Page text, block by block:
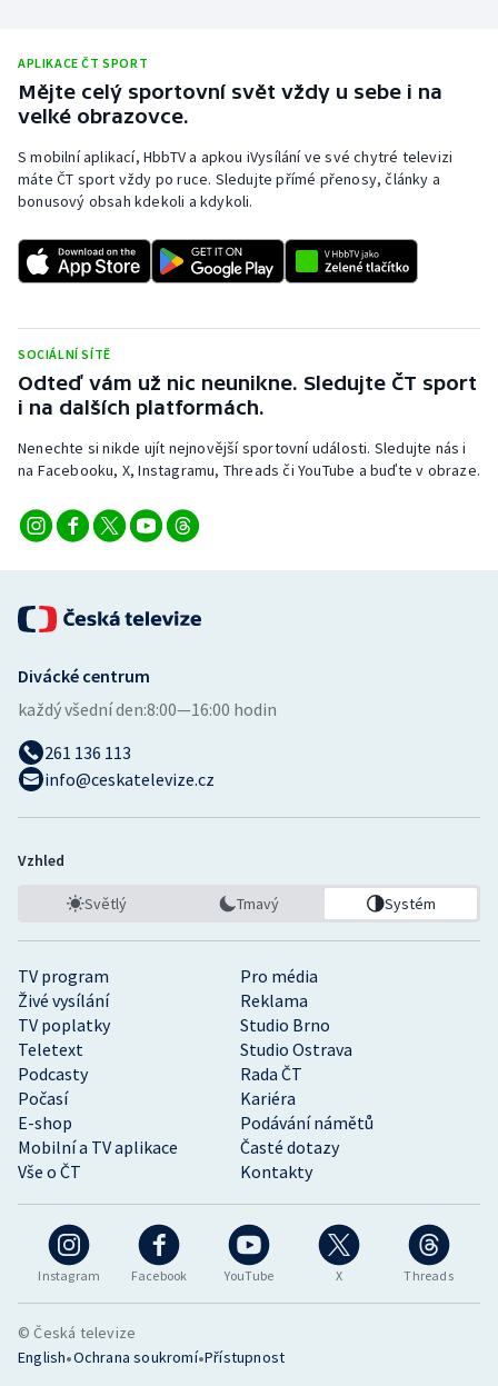
APLIKACE ČT SPORT
Mějte celý sportovní svět vždy u sebe i na
velké obrazovce.
S mobilní aplikací, HbbTV a apkou iVysílání ve své chytré televizi
máte ČT sport vždy po ruce. Sledujte přímé přenosy, články a
bonusový obsah kdekoli a kdykoli.
SOCIÁLNÍ SÍTĚ
Odteď vám už nic neunikne. Sledujte ČT sport
i na dalších platformách.
Nenechte si nikde ujít nejnovější sportovní události. Sledujte nás i
na Facebooku, X, Instagramu, Threads či YouTube a buďte v obraze.
Instagram Facebook YouTube X Threads
TV program
Pro média
Živé vysílání
Reklama
TV poplatky
Studio Brno
Teletext
Studio Ostrava
Podcasty
Rada ČT
Počasí
Kariéra
E-shop
Podávání námětů
Mobilní a TV aplikace
Časté dotazy
Vše o ČT
Kontakty
Divácké centrum
každý všední den:8:00—16:00 hodin
261 136 113
info@ceskatelevize.cz
Vzhled
Světlý Tmavý Systém
© Česká televize
English•Ochrana soukromí•Přístupnost